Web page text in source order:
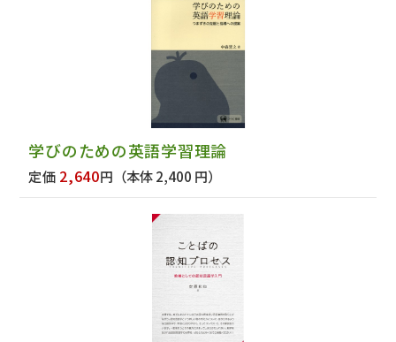
学びのための英語学習理論
定価 2,640円 （本体 2,400 円）